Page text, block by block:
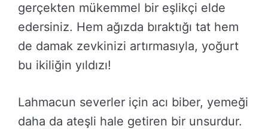
gerçekten mükemmel bir eşlikçi elde
edersiniz. Hem ağızda bıraktığı tat hem
de damak zevkinizi artırmasıyla, yoğurt
bu ikiliğin yıldızı!
Lahmacun severler için acı biber, yemeği
daha da ateşli hale getiren bir unsurdur.